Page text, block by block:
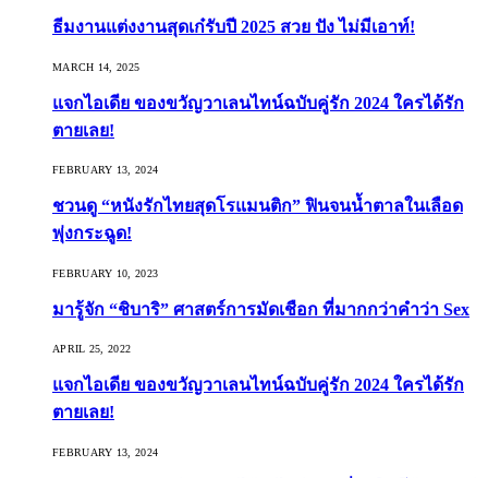
ธีมงานแต่งงานสุดเก๋รับปี 2025 สวย ปัง ไม่มีเอาท์!
MARCH 14, 2025
แจกไอเดีย ของขวัญวาเลนไทน์ฉบับคู่รัก 2024 ใครได้รัก
ตายเลย!
FEBRUARY 13, 2024
ชวนดู “หนังรักไทยสุดโรแมนติก” ฟินจนน้ำตาลในเลือด
พุ่งกระฉูด!
FEBRUARY 10, 2023
มารู้จัก “ชิบาริ” ศาสตร์การมัดเชือก ที่มากกว่าคำว่า Sex
APRIL 25, 2022
แจกไอเดีย ของขวัญวาเลนไทน์ฉบับคู่รัก 2024 ใครได้รัก
ตายเลย!
FEBRUARY 13, 2024